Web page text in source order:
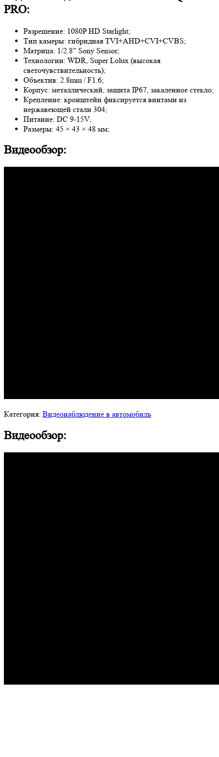
PRO:
Разрешение: 1080P HD Starlight;
Тип камеры: гибридная TVI+AHD+CVI+CVBS;
Матрица: 1/2.8″ Sony Sensor;
Технологии: WDR, Super Lolux (высокая
светочувствительность);
Объектив: 2.8mm / F1.6;
Корпус: металлический, защита IP67, закаленное стекло;
Крепление: кронштейн фиксируется винтами из
нержавеющей стали 304;
Питание: DC 9-15V;
Размеры: 45 × 43 × 48 мм;
Видеообзор:
Категория: Видеонаблюдение в автомобиль
Видеообзор: